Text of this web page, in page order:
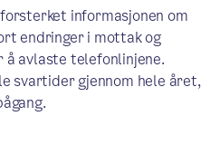
informasjonen om
endringer i mottak og
avlaste telefonlinjene.
svartider gjennom hele året,